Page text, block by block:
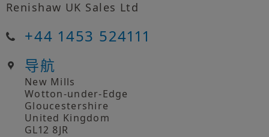
Renishaw UK Sales Ltd
+44 1453 524111
导航
New Mills
Wotton-under-Edge
Gloucestershire
United Kingdom
GL12 8JR